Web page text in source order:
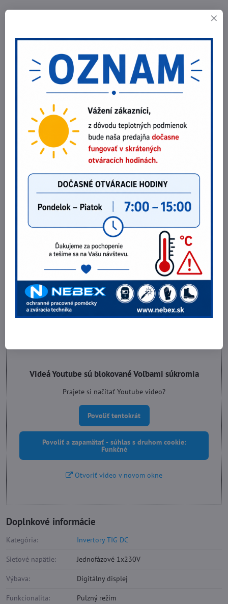
Uzemňovací kábel 25mm2, dĺžka 3m rýchlospojka 35-50
Plynová hadička 3m G1/4"-G1/4"
Zváračské rukavice TIG
Prepravná brašňa Alfa In stredná veľkosť
Videá Youtube sú blokované Voľbami súkromia
Prajete si načítať Youtube video?
Povoliť tentokrát
Povoliť a zapamätať - súhlas s druhom cookie:
Funkčné
Otvoriť video v novom okne
Videá Youtube sú blokované Voľbami súkromia
Prajete si načítať Youtube video?
Povoliť tentokrát
Povoliť a zapamätať - súhlas s druhom cookie:
Funkčné
Otvoriť video v novom okne
Doplnkové informácie
Kategória: Invertory TIG DC
Sieťové napätie: Jednofázové 1x230V
Výbava: Digitálny displej
Funkcionalita: Pulzný režim